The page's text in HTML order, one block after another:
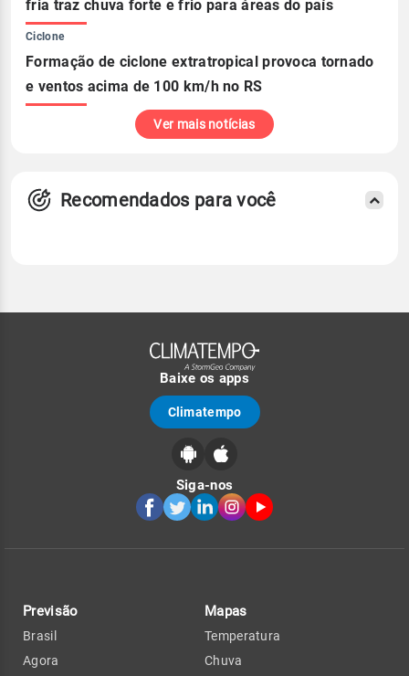
fria traz chuva forte e frio para áreas do país
Ciclone
Formação de ciclone extratropical provoca tornado
e ventos acima de 100 km/h no RS
Ver mais notícias
Recomendados para você
Baixe os apps
Climatempo
Siga-nos
Previsão
Brasil
Agora
Mapas
Temperatura
Chuva